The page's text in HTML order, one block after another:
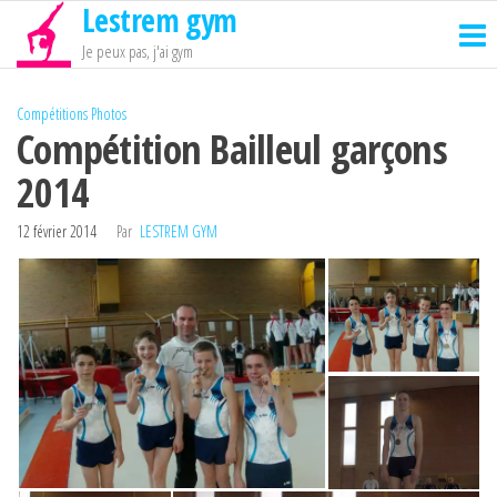
Passer
contenu
Lestrem gym
Je peux pas, j'ai gym
Compétitions Photos
Compétition Bailleul garçons
2014
12 février 2014 Par LESTREM GYM